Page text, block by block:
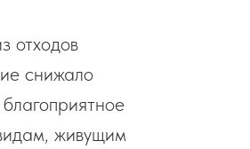
отходов
снижало
живущим